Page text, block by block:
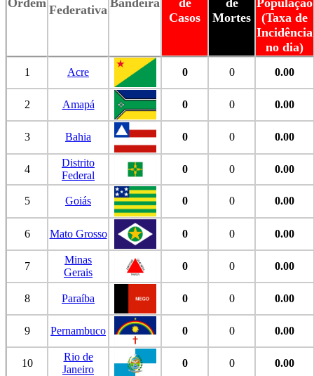
Ordem Federativa Bandeira
de
Casos
de
Mortes
População
(Taxa de
Incidência
no dia)
1 Acre 0 0 0.00
2 Amapá 0 0 0.00
3 Bahia 0 0 0.00
4
Distrito
Federal
0 0 0.00
5 Goiás 0 0 0.00
6 Mato Grosso 0 0 0.00
7
Minas
Gerais
0 0 0.00
8 Paraíba 0 0 0.00
9 Pernambuco 0 0 0.00
10
Rio de
Janeiro
0 0 0.00